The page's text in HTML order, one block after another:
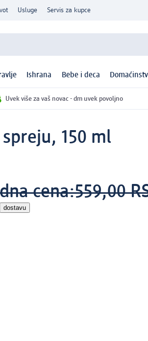
Usluge Servis za kupce
Ishrana Bebe i deca
Uvek više za vaš novac - dm uvek povoljno
150 ml
cena:559,00
dostavu